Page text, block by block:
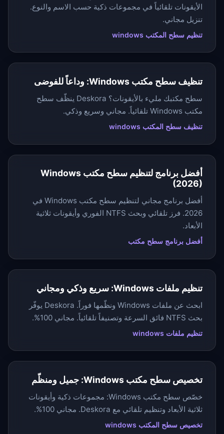
الأيقونات تلقائياً في مجموعات ذكية حسب الاسم والنوع.
تنزيل مجاني.
تنظيم سطح المكتب windows
تنظيف سطح مكتب Windows: وداعاً للفوضى
سطح مكتبك مليء بالأيقونات؟ Deskora ينظّف سطح
مكتب Windows تلقائياً. مجاني وسريع وذكي.
تنظيف سطح المكتب windows
أفضل برنامج لتنظيم سطح مكتب Windows
(2026)
أفضل برنامج مجاني لتنظيم سطح مكتب Windows في
2026. فرز تلقائي وبحث NTFS الفوري وأيقونات ثلاثية
الأبعاد.
أفضل برنامج سطح مكتب
تنظيم ملفات Windows: سريع وذكي ومجاني
ابحث عن ملفات Windows ونظّمها فوراً. Deskora يوفّر
بحث NTFS فائق السرعة وتصنيفاً تلقائياً. مجاني 100%.
تنظيم ملفات windows
تخصيص سطح مكتب Windows: جميل ومنظّم
خصّص سطح مكتب Windows: مجموعات ذكية وأيقونات
ثلاثية الأبعاد وتنظيم تلقائي مع Deskora. مجاني 100%.
تخصيص سطح المكتب windows